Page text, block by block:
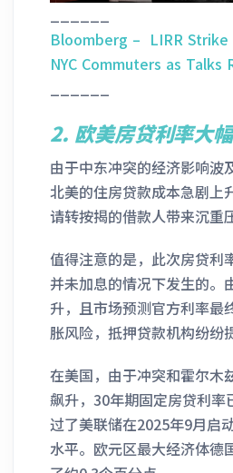
Bloomberg – LIRR
NYC Commuters as Talks
2. 欧美房贷利率大
由于中东冲突的经济影响波
北美的住房贷款成本急剧上
请转按揭的借款人带来沉重
值得注意的是，此次房贷利
并未加息的情况下发生的。
升，且市场预测官方利率最
胀风险，抵押贷款机构纷纷
在美国，由于冲突和霍尔木
飙升，30年期固定房贷利率
过了美联储在2025年9月启
水平。欧元区最大经济体德